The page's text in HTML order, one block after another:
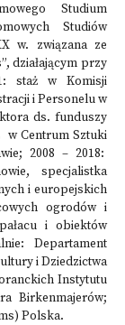
Studium
Studiów
w. związana ze
działającym przy
staż w Komisji
i Personelu w
ds. funduszy
Centrum Sztuki
2008 – 2018:
specjalistka
i europejskich
ogrodów i
i obiektów
Departament
i Dziedzictwa
Instytutu
Birkenmajerów;
Polska.